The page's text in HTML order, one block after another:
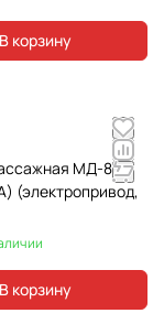
В корзину
МД-849
(электропривод,
В корзину